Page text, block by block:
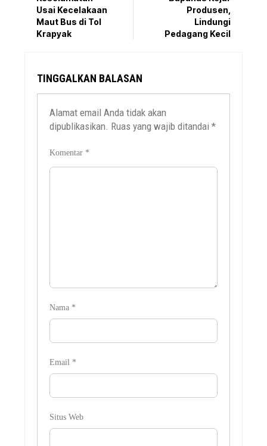
Usai Kecelakaan
Maut Bus di Tol
Krapyak
Produsen,
Lindungi
Pedagang Kecil
TINGGALKAN BALASAN
Alamat email Anda tidak akan
dipublikasikan. Ruas yang wajib ditandai*
Komentar *
Nama *
Email *
Situs Web